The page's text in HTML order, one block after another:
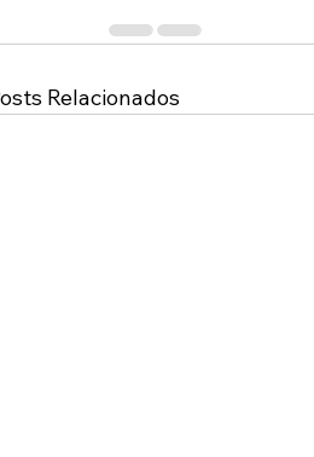
Relacionados